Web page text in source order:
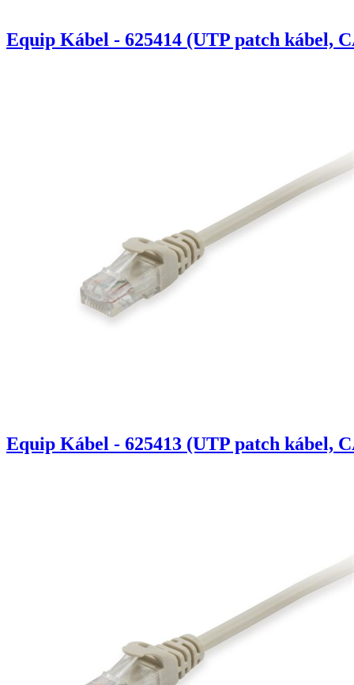
Equip Kábel - 625414 (UTP patch kábel,
Equip Kábel - 625413 (UTP patch kábel,